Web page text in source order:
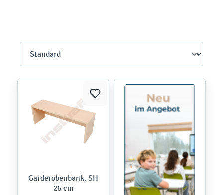
Garderobenbank, SH
26 cm